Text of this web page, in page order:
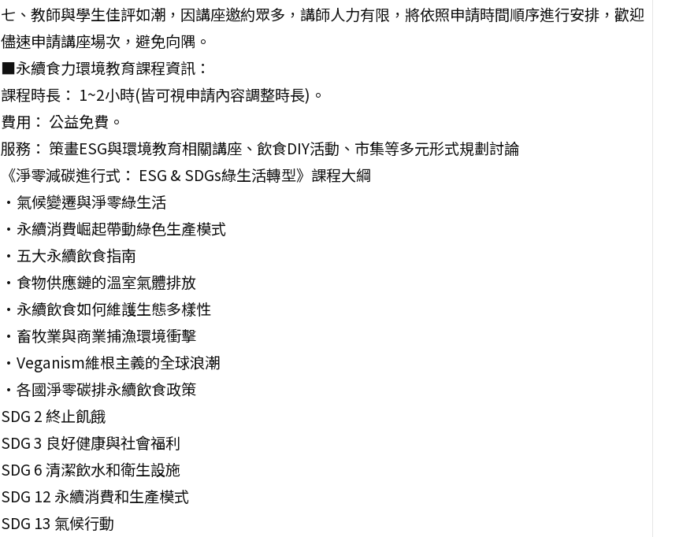
七、教師與學生佳評如潮，因講座邀約眾多，講師人力有限，將依照申請時間順序進行安排，歡迎
儘速申請講座場次，避免向隅。
■永續食力環境教育課程資訊：
課程時長： 1~2小時(皆可視申請內容調整時長)。
費用： 公益免費。
服務： 策畫ESG與環境教育相關講座、飲食DIY活動、市集等多元形式規劃討論
《淨零減碳進行式： ESG & SDGs綠生活轉型》課程大綱
•氣候變遷與淨零綠生活
•永續消費崛起帶動綠色生產模式
•五大永續飲食指南
•食物供應鏈的溫室氣體排放
•永續飲食如何維護生態多樣性
•畜牧業與商業捕漁環境衝擊
•Veganism維根主義的全球浪潮
•各國淨零碳排永續飲食政策
SDG 2 終止飢餓
SDG 3 良好健康與社會福利
SDG 6 清潔飲水和衛生設施
SDG 12 永續消費和生產模式
SDG 13 氣候行動